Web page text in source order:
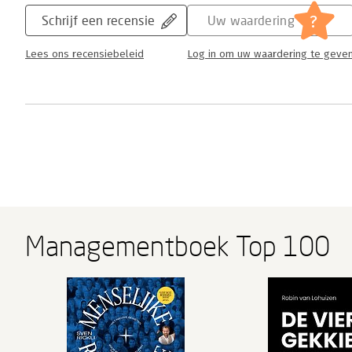
Schrijf een recensie
Lees ons recensiebeleid
Uw waardering ?
Log in om uw waardering te
Managementboek Top 100